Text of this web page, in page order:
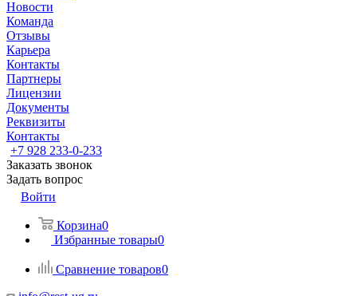
Новости
Команда
Отзывы
Карьера
Контакты
Партнеры
Лицензии
Документы
Реквизиты
Контакты
+7 928 233-0-233
Заказать звонок
Задать вопрос
Войти
Корзина0
Избранные товары0
Сравнение товаров0